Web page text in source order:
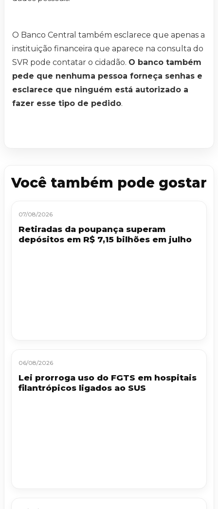
O Banco Central também esclarece que apenas a
instituição financeira que aparece na consulta do
SVR pode contatar o cidadão. O banco também
pede que nenhuma pessoa forneça senhas e
esclarece que ninguém está autorizado a
fazer esse tipo de pedido.
Você também pode gostar
07/08/2026
Retiradas da poupança superam
depósitos em R$ 7,15 bilhões em julho
06/08/2026
Lei prorroga uso do FGTS em hospitais
filantrópicos ligados ao SUS